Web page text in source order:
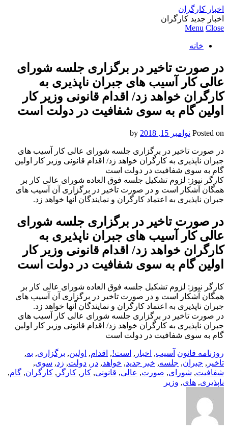
اخبار کارگران
اخبار جدید کارگران
Menu Close
خانه
در صورت تاخیر در برگزاری جلسه شورای
عالی کار آسیب های جبران ناپذیری به
کارگران خواهد زد/ اقدام قانونی وزیر کار
اولین گام به سوی شفافیت در دولت است
Posted on نوامبر 15, 2018
در صورت تاخیر در برگزاری جلسه شورای عالی کار آسیب های
جبران ناپذیری به کارگران خواهد زد/ اقدام قانونی وزیر کار اولین
گام به سوی شفافیت در دولت است
کارگر نیوز: لزوم تشکیل جلسه فوق العاده شورای عالی کار بر
همگان آشکار است و در صورت تاخیر در برگزاری آن آسیب های
جبران ناپذیری به اعتماد کارگران و نمایندگان آنها خواهد زد.
در صورت تاخیر در برگزاری جلسه شورای
عالی کار آسیب های جبران ناپذیری به
کارگران خواهد زد/ اقدام قانونی وزیر کار
اولین گام به سوی شفافیت در دولت است
کارگر نیوز: لزوم تشکیل جلسه فوق العاده شورای عالی کار بر
همگان آشکار است و در صورت تاخیر در برگزاری آن آسیب های
جبران ناپذیری به اعتماد کارگران و نمایندگان آنها خواهد زد.
در صورت تاخیر در برگزاری جلسه شورای عالی کار آسیب های
جبران ناپذیری به کارگران خواهد زد/ اقدام قانونی وزیر کار اولین
گام به سوی شفافیت در دولت است
روزنامه قانون آسیب, اخبار , است!, اقدام, اولین, برگزاری, به,
تاخیر , جبران, جلسه, خبر جدید, خواهد, در , دولت, زد, سوی,
شفافیت, شورای, صورت, عالی, قانونی, کار , کارگر , کارگران, گام,
ناپذیری, های, وزیر